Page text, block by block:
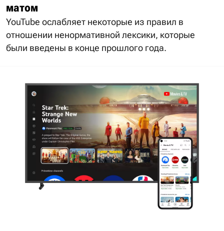
матом
YouTube ослабляет некоторые из правил в
отношении ненормативной лексики, которые
были введены в конце прошлого года.